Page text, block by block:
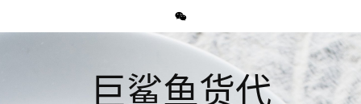
巨鲨鱼货代